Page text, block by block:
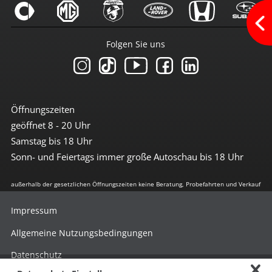
6x Airbag
Abstandswarnsystem
Antischlupfregulierung
Beifahrerairbag abschaltbar
Bremsassistent
Freisprechanlage
Geschwindigkeit-Begrenzungsanlage
ISOFIX Kindersitzvorrüstung
LED-Scheinwerfer (Voll-LED)
LED-Tagfahrlicht
Lichtsensor
Notrufassistent
Spurhalte-Assistent
Wegfahrsperre
Getriebe
Öffnungszeiten
geöffnet 8 - 20 Uhr
Samstag bis 18 Uhr
Sonn- und Feiertags immer große Autoschau bis 18 Uhr
Folgen Sie uns
außerhalb der gesetzlichen Öffnungszeiten keine Beratung, Probefahrten und Verkauf
Impressum
Allgemeine Nutzungsbedingungen
Datenschutz